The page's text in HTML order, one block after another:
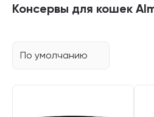
Консервы для кошек
По умолчанию